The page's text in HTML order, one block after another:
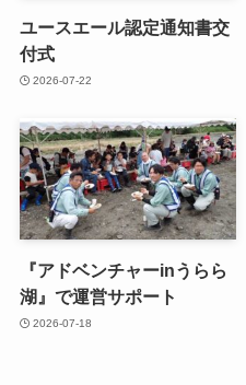
ユースエール認定通知書交
付式
2026-07-22
『アドベンチャーinうらら
湖』で運営サポート
2026-07-18